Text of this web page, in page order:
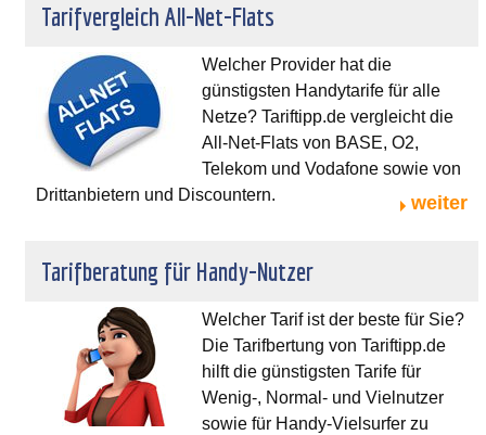
Tarifvergleich All-Net-Flats
Welcher Provider hat die
günstigsten Handytarife für alle
Netze? Tariftipp.de vergleicht die
All-Net-Flats von BASE, O2,
Telekom und Vodafone sowie von
Drittanbietern und Discountern.
weiter
Tarifberatung für Handy-Nutzer
Welcher Tarif ist der beste für Sie?
Die Tarifbertung von Tariftipp.de
hilft die günstigsten Tarife für
Wenig-, Normal- und Vielnutzer
sowie für Handy-Vielsurfer zu